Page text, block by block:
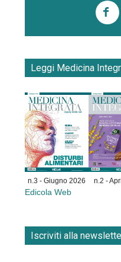
Leggi Medicina
n.3 - Giugno 2026 n.2 -
Edicola Web
Iscriviti alla